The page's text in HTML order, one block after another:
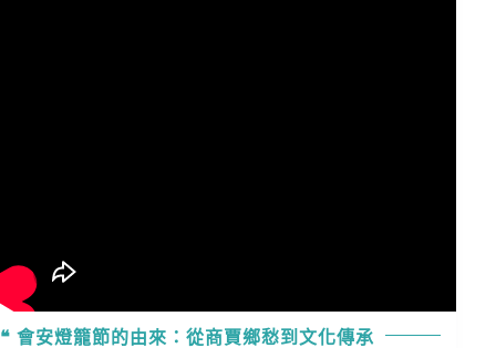
會安燈籠節的由來：從商賈鄉愁到文化傳承